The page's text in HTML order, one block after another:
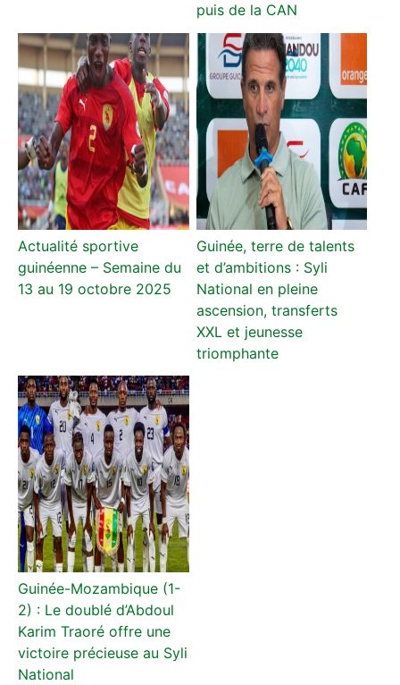
puis de la CAN
Actualité sportive
guinéenne – Semaine du
13 au 19 octobre 2025
Guinée, terre de talents
et d’ambitions : Syli
National en pleine
ascension, transferts
XXL et jeunesse
triomphante
Guinée-Mozambique (1-
2) : Le doublé d’Abdoul
Karim Traoré offre une
victoire précieuse au Syli
National